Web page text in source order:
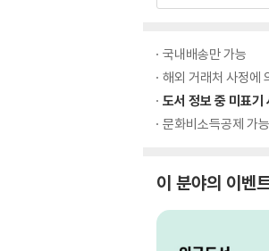
국내배송만 가능
해외 거래처 사정에
도서 정보 중 미표기
문화비소득공제 가능
이 분야의 이벤